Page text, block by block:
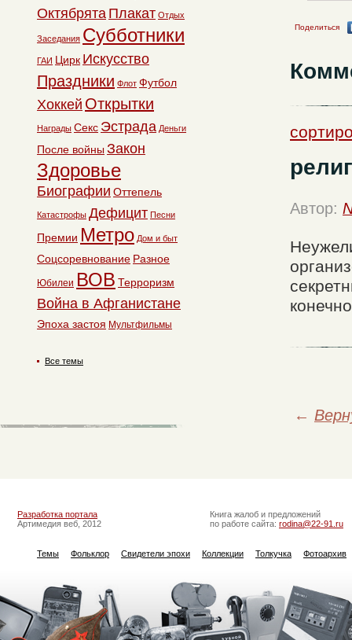
Поделиться
Автор:
←
Октябрята Плакат Отдых
Заседания Субботники
ГАИ Цирк Искусство
Праздники Флот Футбол
Хоккей Открытки
Награды Секс Эстрада Деньги
После войны Закон
Здоровье
Биографии Оттепель
Катастрофы Дефицит Песни
Премии Метро Дом и быт
Соцсоревнование Разное
Юбилеи ВОВ Терроризм
Война в Афганистане
Эпоха застоя Мультфильмы
Все темы
Разработка портала
Артимедия веб, 2012
Книга жалоб и предложений
по работе сайта: rodina@22-91.ru
Темы Фольклор Свидетели эпохи Коллекции Толкучка Фотоархив